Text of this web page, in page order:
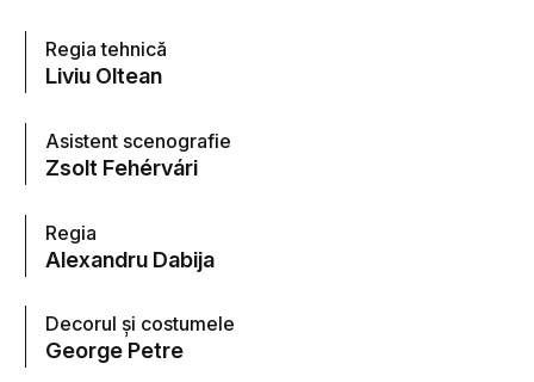
Regia tehnică
Liviu Oltean
Asistent scenografie
Zsolt Fehérvári
Regia
Alexandru Dabija
Decorul şi costumele
George Petre